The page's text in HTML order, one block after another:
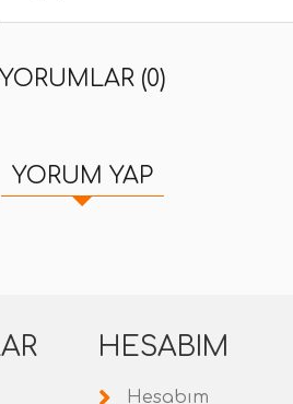
YORUMLAR (0)
YORUM YAP
HESABIM
Hesabım